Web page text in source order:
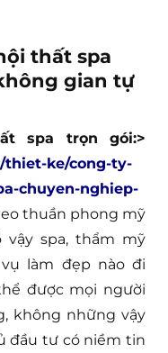
thất spa
gian tự
spa trọn gói:>
thiet-ke/cong-ty-
chuyen-nghiep-
thuần phong mỹ
spa, thẩm mỹ
làm đẹp nào đi
được mọi người
không những vậy
đầu tư có niềm tin